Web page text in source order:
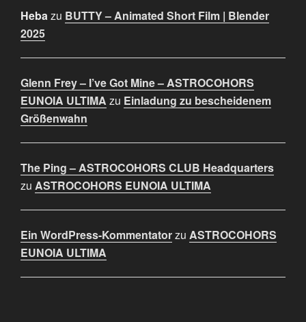
Hebazu BUTTY – Animated Short Film | Blender
2025
Glenn Frey – I’ve Got Mine – ASTROCOHORS
EUNOIA ULTIMA zu Einladung zu bescheidenem
Größenwahn
The Ping – ASTROCOHORS CLUB Headquarters
zu ASTROCOHORS EUNOIA ULTIMA
Ein WordPress-Kommentatorzu ASTROCOHORS
EUNOIA ULTIMA